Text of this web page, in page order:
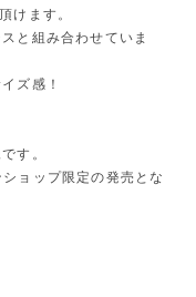
けます。
と組み合わせていま
ズ感！
す。
ョップ限定の発売とな